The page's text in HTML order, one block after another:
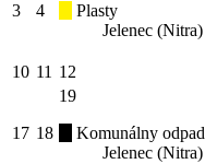
3 4
Plasty
Jelenec (Nitra)
10 11 12
17 18
19
Komunálny odpad
Jelenec (Nitra)